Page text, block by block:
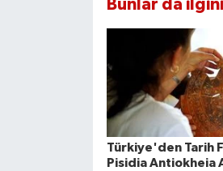
Bunlar da
Türkiye'den Tarih
Pisidia Antiokheia